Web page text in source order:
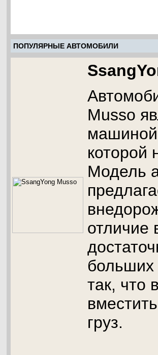
ПОПУЛЯРНЫЕ АВТОМОБИЛИ
Musso
машиной
которой
Модель
отличие
больших
так, что
груз.